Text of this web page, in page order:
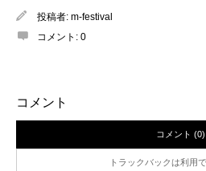
投稿者: m-festival
コメント: 0
コメント
コメント (0)
トラックバックは利用